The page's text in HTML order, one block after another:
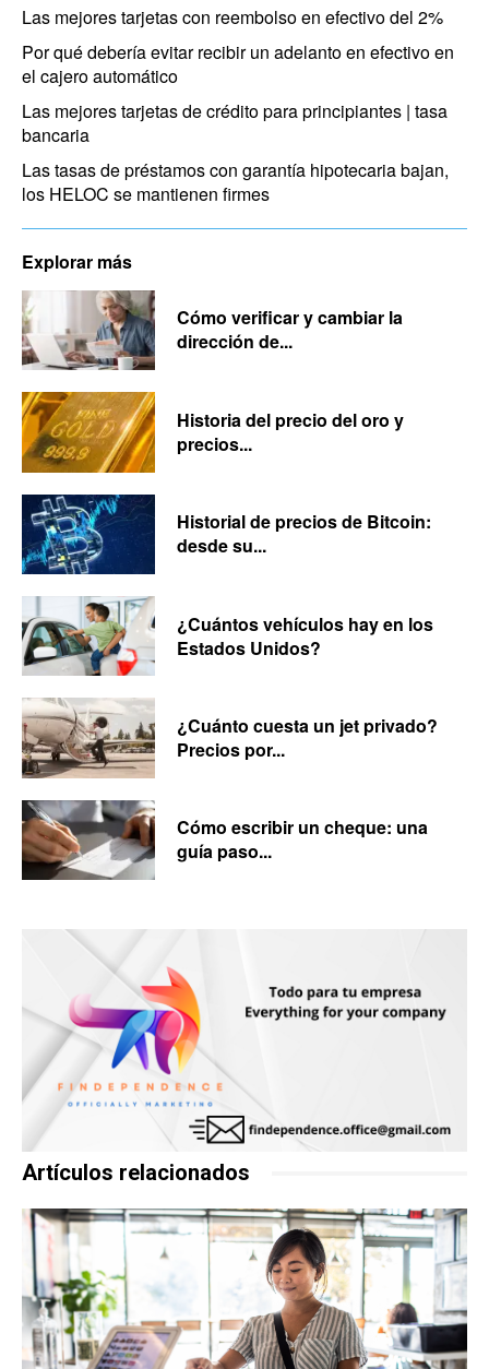
Las mejores tarjetas con reembolso en efectivo del 2%
Por qué debería evitar recibir un adelanto en efectivo en
el cajero automático
Las mejores tarjetas de crédito para principiantes | tasa
bancaria
Las tasas de préstamos con garantía hipotecaria bajan,
los HELOC se mantienen firmes
Explorar más
Cómo verificar y cambiar la
dirección de...
Historia del precio del oro y
precios...
Historial de precios de Bitcoin:
desde su...
¿Cuántos vehículos hay en los
Estados Unidos?
¿Cuánto cuesta un jet privado?
Precios por...
Cómo escribir un cheque: una
guía paso...
Artículos relacionados